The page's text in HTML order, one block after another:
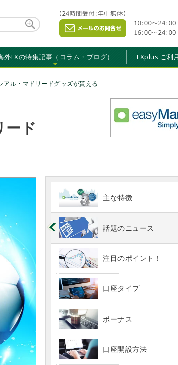
外FXの特集記事（コラム・ブログ） FXplus ご利
ル・マドリードグッズが貰える
ド
主な特徴
話題のニュース
注目のポイント！
口座タイプ
ボーナス
口座開設方法